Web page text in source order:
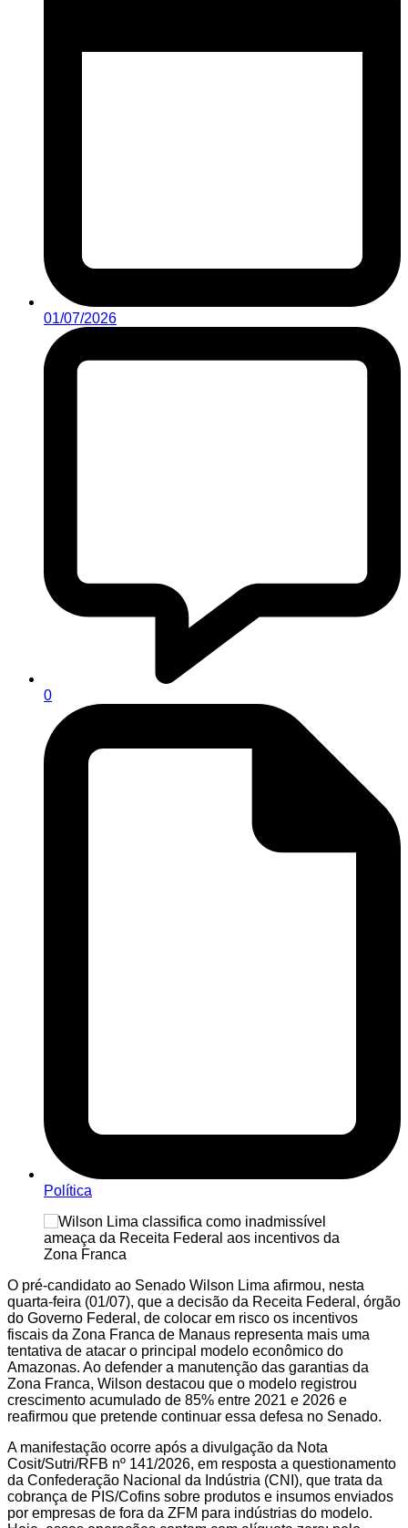
01/07/2026
0
Política
O pré-candidato ao Senado Wilson Lima afirmou, nesta
quarta-feira (01/07), que a decisão da Receita Federal, órgão
do Governo Federal, de colocar em risco os incentivos
fiscais da Zona Franca de Manaus representa mais uma
tentativa de atacar o principal modelo econômico do
Amazonas. Ao defender a manutenção das garantias da
Zona Franca, Wilson destacou que o modelo registrou
crescimento acumulado de 85% entre 2021 e 2026 e
reafirmou que pretende continuar essa defesa no Senado.
A manifestação ocorre após a divulgação da Nota
Cosit/Sutri/RFB nº 141/2026, em resposta a questionamento
da Confederação Nacional da Indústria (CNI), que trata da
cobrança de PIS/Cofins sobre produtos e insumos enviados
por empresas de fora da ZFM para indústrias do modelo.